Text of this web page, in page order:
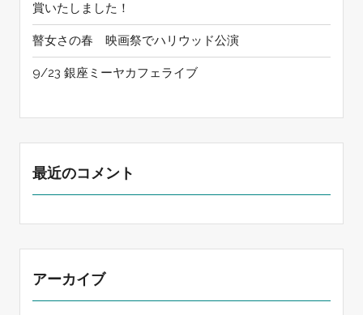
賞いたしました！
瞽女さの春 映画祭でハリウッド公演
9/23 銀座ミーヤカフェライブ
最近のコメント
アーカイブ